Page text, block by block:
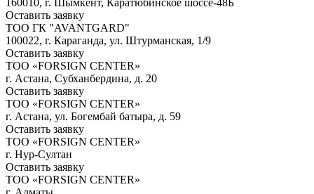
Оставить заявку
ТОО ГК "AVANTGARD"
100022, г. Караганда, ул. Штурманская, 1/9
Оставить заявку
ТОО «FORSIGN CENTER»
г. Астана, Субханбердина, д. 20
Оставить заявку
ТОО «FORSIGN CENTER»
г. Астана, ул. Богембай батыра, д. 59
Оставить заявку
ТОО «FORSIGN CENTER»
г. Нур-Султан
Оставить заявку
ТОО «FORSIGN CENTER»